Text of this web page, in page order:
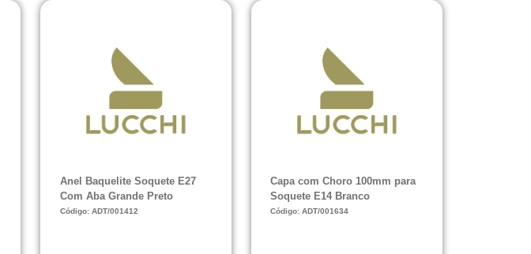
Anel Baquelite Soquete E27
Com Aba Grande Preto
Código: ADT/001412
Capa com Choro 100mm para
Soquete E14 Branco
Código: ADT/001634